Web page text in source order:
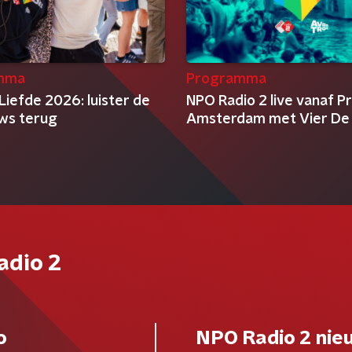
2026: luister de
terug
Programma
NPO Radio 2 live vanaf
Amsterdam met Vier
2
NPO Radio 2